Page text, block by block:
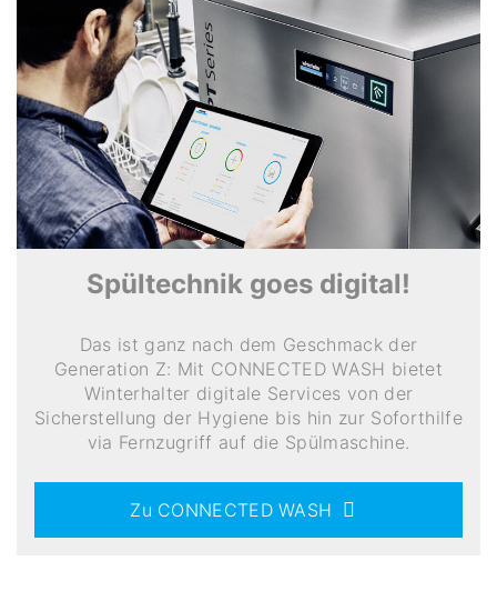
Spültechnik goes digital!
Das ist ganz nach dem Geschmack der
Generation Z: Mit CONNECTED WASH bietet
Winterhalter digitale Services von der
Sicherstellung der Hygiene bis hin zur Soforthilfe
via Fernzugriff auf die Spülmaschine.
Zu CONNECTED WASH